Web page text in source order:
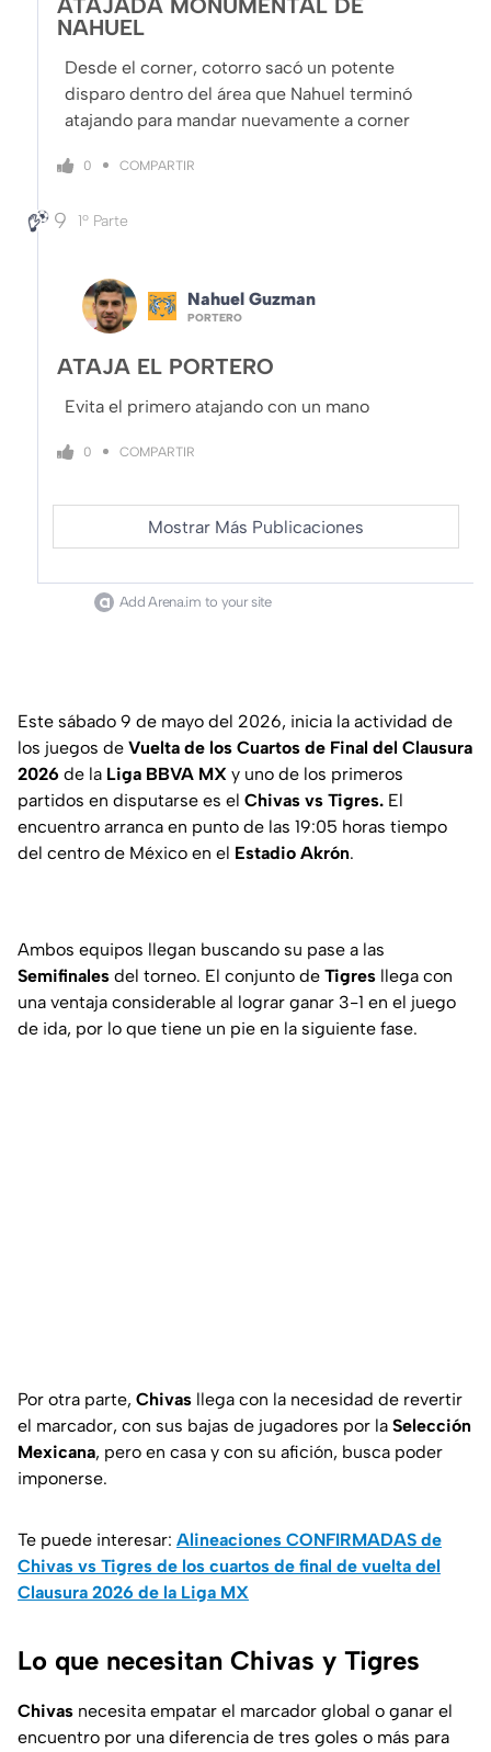
ATAJADA MONUMENTAL DE
NAHUEL
Desde el corner, cotorro sacó un potente
disparo dentro del área que Nahuel terminó
atajando para mandar nuevamente a corner
0 COMPARTIR
9 1º Parte
Nahuel Guzman
PORTERO
ATAJA EL PORTERO
Evita el primero atajando con un mano
0 COMPARTIR
Mostrar Más Publicaciones
Add Arena.im to your site
Este sábado 9 de mayo del 2026, inicia la actividad de
los juegos de Vuelta de los Cuartos de Final del Clausura
2026 de la Liga BBVA MX y uno de los primeros
partidos en disputarse es el Chivas vs Tigres. El
encuentro arranca en punto de las 19:05 horas tiempo
del centro de México en el Estadio Akrón.
Ambos equipos llegan buscando su pase a las
Semifinales del torneo. El conjunto de Tigres llega con
una ventaja considerable al lograr ganar 3-1 en el juego
de ida, por lo que tiene un pie en la siguiente fase.
Por otra parte, Chivas llega con la necesidad de revertir
el marcador, con sus bajas de jugadores por la Selección
Mexicana, pero en casa y con su afición, busca poder
imponerse.
Te puede interesar: Alineaciones CONFIRMADAS de
Chivas vs Tigres de los cuartos de final de vuelta del
Clausura 2026 de la Liga MX
Lo que necesitan Chivas y Tigres
Chivas necesita empatar el marcador global o ganar el
encuentro por una diferencia de tres goles o más para